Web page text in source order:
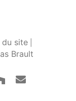
du site
Brault
email